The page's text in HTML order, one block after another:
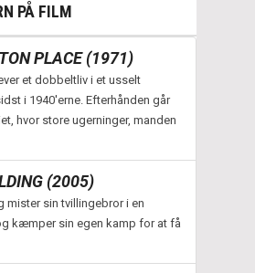
PÅ FILM
PLACE (1971)
et dobbeltliv i et usselt
i 1940'erne. Efterhånden går
hvor store ugerninger, manden
(2005)
mister sin tvillingebror i en
kæmper sin egen kamp for at få